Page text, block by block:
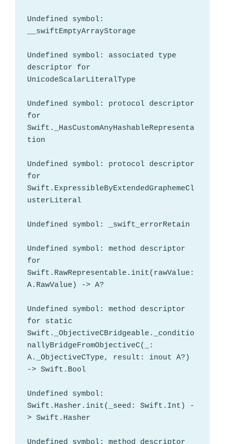
Undefined symbol:
__swiftEmptyArrayStorage
Undefined symbol: associated type
descriptor for
UnicodeScalarLiteralType
Undefined symbol: protocol descriptor
for
Swift._HasCustomAnyHashableRepresenta
tion
Undefined symbol: protocol descriptor
for
Swift.ExpressibleByExtendedGraphemeCl
usterLiteral
Undefined symbol: _swift_errorRetain
Undefined symbol: method descriptor
for
Swift.RawRepresentable.init(rawValue:
A.RawValue) -> A?
Undefined symbol: method descriptor
for static
Swift._ObjectiveCBridgeable._conditio
nallyBridgeFromObjectiveC(_:
A._ObjectiveCType, result: inout A?)
-> Swift.Bool
Undefined symbol:
Swift.Hasher.init(_seed: Swift.Int) -
> Swift.Hasher
Undefined symbol: method descriptor